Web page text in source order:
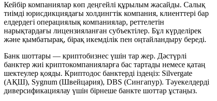
Кейбір компаниялар көп деңгейлі құрылым жасайды. Салық
тиімді юрисдикциядағы холдингтік компания, клиенттері бар
елдердегі операциялық компаниялар, реттелетін
нарықтардағы лицензияланған субъектілер. Бұл күрделірек
және қымбатырақ, бірақ икемділік пен оңтайландыру береді.
Банк шоттары — криптобизнес үшін тар жер. Дәстүрлі
банктер жиі криптокомпанияларға бас тартады немесе қатаң
шектеулер қояды. Криптодос банктерді іздеңіз: Silvergate
(АҚШ), Sygnum (Швейцария), DBS (Сингапур). Тәуекелдерді
диверсификациялау үшін бірнеше банкте шоттар ұстаңыз.